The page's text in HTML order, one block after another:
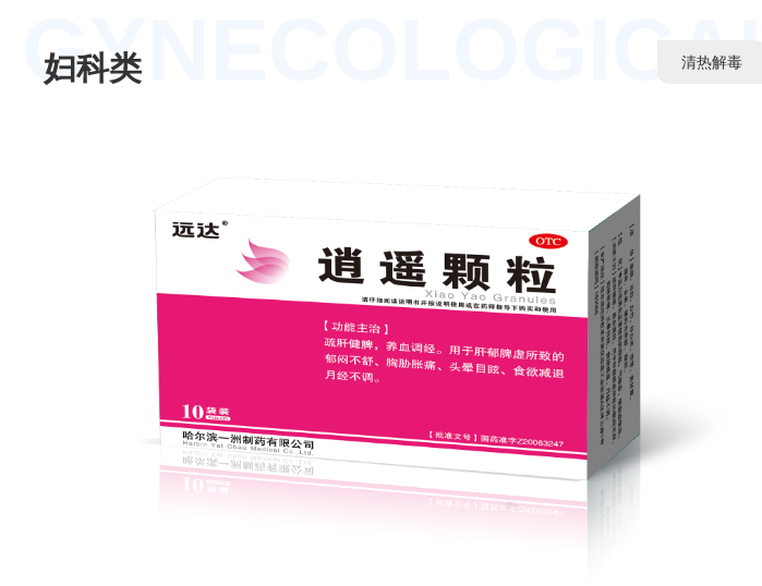
GYNECOLOGICAL
妇科类 清热解毒